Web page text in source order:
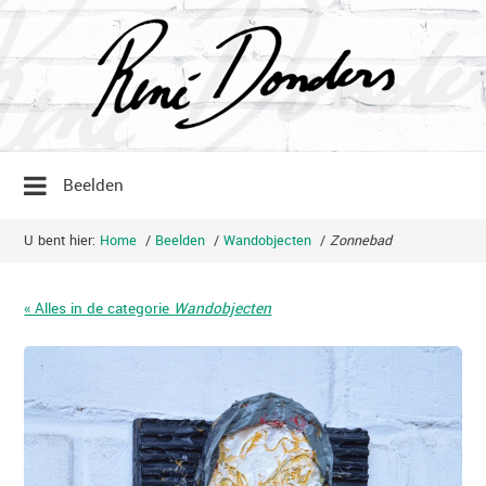
Beelden
U bent hier: Home / Beelden /Wandobjecten /Zonnebad
« Alles in de categorie Wandobjecten